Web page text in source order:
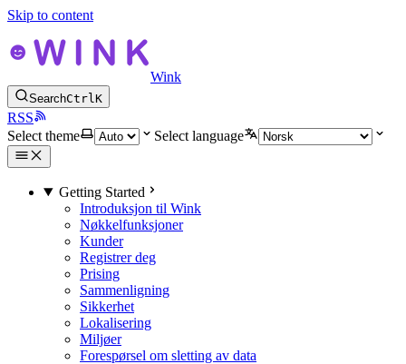
Skip to content
Wink
SearchCtrlK
RSS
Select theme
Select language
Getting Started
Introduksjon til Wink
Nøkkelfunksjoner
Kunder
Registrer deg
Prising
Sammenligning
Sikkerhet
Lokalisering
Miljøer
Forespørsel om sletting av data